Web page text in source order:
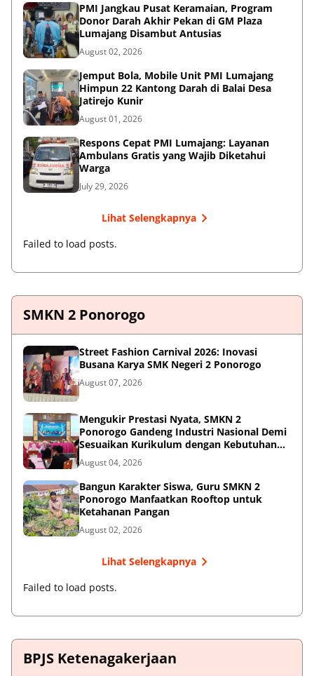
PMI Jangkau Pusat Keramaian, Program
Donor Darah Akhir Pekan di GM Plaza
Lumajang Disambut Antusias
August 02, 2026
Jemput Bola, Mobile Unit PMI Lumajang
Himpun 22 Kantong Darah di Balai Desa
Jatirejo Kunir
August 01, 2026
Respons Cepat PMI Lumajang: Layanan
Ambulans Gratis yang Wajib Diketahui
Warga
July 29, 2026
Lihat Selengkapnya
Failed to load posts.
SMKN 2 Ponorogo
Street Fashion Carnival 2026: Inovasi
Busana Karya SMK Negeri 2 Ponorogo
August 07, 2026
Mengukir Prestasi Nyata, SMKN 2
Ponorogo Gandeng Industri Nasional Demi
Sesuaikan Kurikulum dengan Kebutuhan
Dunia Kerja
August 04, 2026
Bangun Karakter Siswa, Guru SMKN 2
Ponorogo Manfaatkan Rooftop untuk
Ketahanan Pangan
August 02, 2026
Lihat Selengkapnya
Failed to load posts.
BPJS Ketenagakerjaan